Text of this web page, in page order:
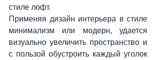
стиле лофт.
Применяя дизайн интерьера в стиле
минимализм или модерн, удается
визуально увеличить пространство и
с пользой обустроить каждый уголок